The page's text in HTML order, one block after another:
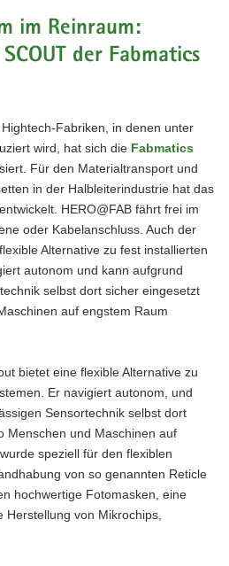
im Reinraum:
der Fabmatics
Fabriken, in denen unter
wird, hat sich die Fabmatics
Für den Materialtransport und
in der Halbleiterindustrie hat das
HERO@FAB fährt frei im
oder Kabelanschluss. Auch der
Alternative zu fest installierten
autonom und kann aufgrund
selbst dort sicher eingesetzt
auf engstem Raum
bietet eine flexible Alternative zu
Er navigiert autonom, und
Sensortechnik selbst dort
Menschen und Maschinen auf
speziell für den flexiblen
von so genannten Reticle
hochwertige Fotomasken, eine
von Mikrochips,